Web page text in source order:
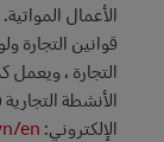
الأعمال
قوانين التجارة
التجارة ،
الأنشطة
الإلكتروني: en